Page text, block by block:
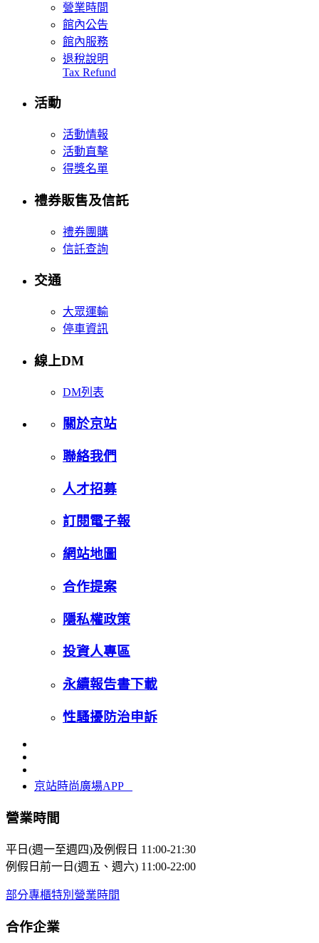
營業時間
館內公告
館內服務
退稅說明
Tax Refund
活動
活動情報
活動直擊
得獎名單
禮券販售及信託
禮券團購
信託查詢
交通
大眾運輸
停車資訊
線上DM
DM列表
關於京站
聯絡我們
人才招募
訂閱電子報
網站地圖
合作提案
隱私權政策
投資人專區
永續報告書下載
性騷擾防治申訴
京站時尚廣場APP
營業時間
平日(週一至週四)及例假日 11:00-21:30
例假日前一日(週五、週六) 11:00-22:00
部分專櫃特別營業時間
合作企業